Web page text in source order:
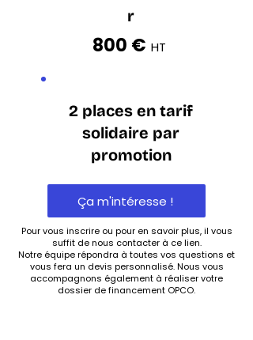
r
800 € HT
2 places en tarif
solidaire par
promotion
Ça m'intéresse !
Pour vous inscrire ou pour en savoir plus, il vous
suffit de nous contacter à ce lien.
Notre équipe répondra à toutes vos questions et
vous fera un devis personnalisé. Nous vous
accompagnons également à réaliser votre
dossier de financement OPCO.